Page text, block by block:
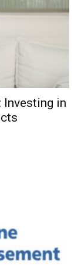
Investing in